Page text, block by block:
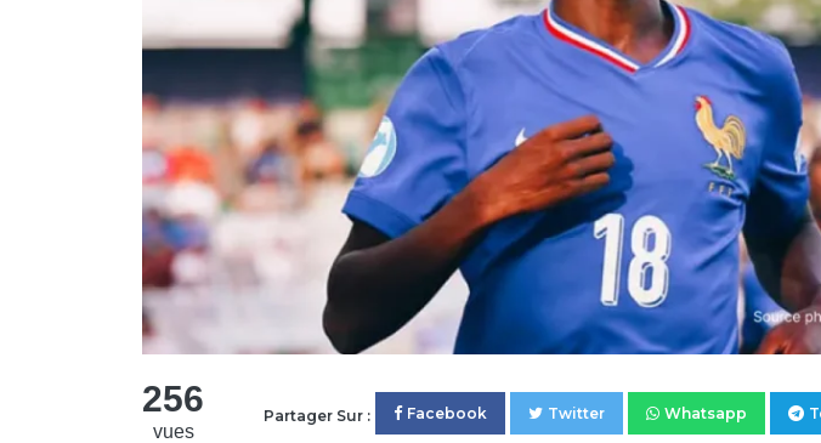
256
vues
Partager Sur : Facebook Twitter Whatsapp